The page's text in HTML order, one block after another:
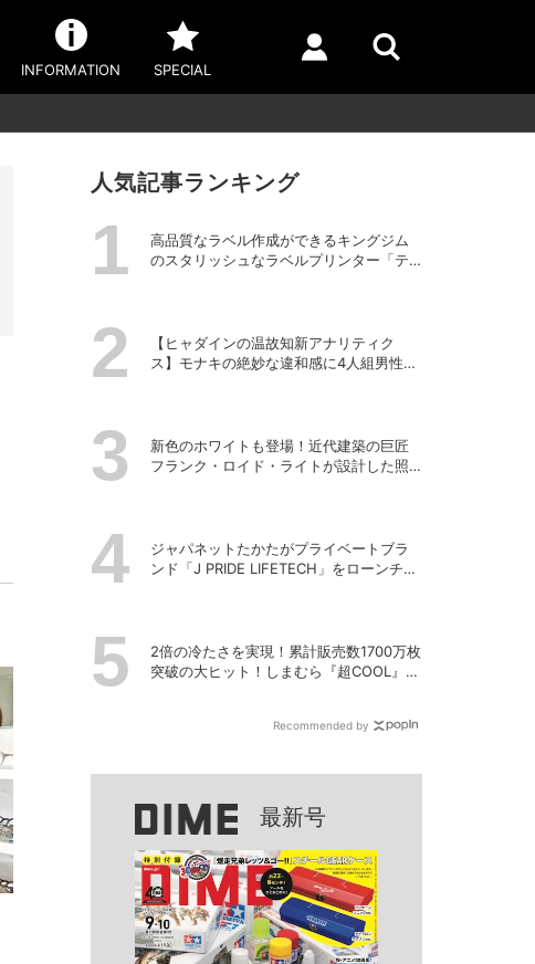
INFORMATION SPECIAL
人気記事ランキング
高品質なラベル作成ができるキングジム
のスタリッシュなラベルプリンター「テ
【ヒャダインの温故知新アナリティク
ス】モナキの絶妙な違和感に4人組男性グ
新色のホワイトも登場！近代建築の巨匠
フランク・ロイド・ライトが設計した照
ジャパネットたかたがプライベートブラ
ンド「J PRIDE LIFETECH」をローンチ、
2倍の冷たさを実現！累計販売数1700万枚
突破の大ヒット！しまむら『超COOL』シ
Recommended by
最新号